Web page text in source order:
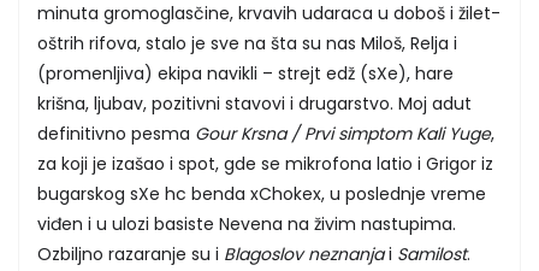
minuta gromoglasčine, krvavih udaraca u doboš i žilet-
oštrih rifova, stalo je sve na šta su nas Miloš, Relja i
(promenljiva) ekipa navikli – strejt edž (sXe), hare
krišna, ljubav, pozitivni stavovi i drugarstvo. Moj adut
definitivno pesma Gour Krsna / Prvi simptom Kali Yuge,
za koji je izašao i spot, gde se mikrofona latio i Grigor iz
bugarskog sXe hc benda xChokex, u poslednje vreme
viđen i u ulozi basiste Nevena na živim nastupima.
Ozbiljno razaranje su i Blagoslov neznanjai Samilost.